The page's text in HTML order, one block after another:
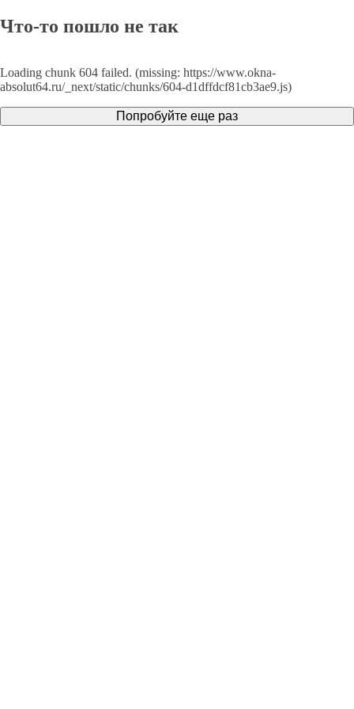
Что-то пошло не так
Loading chunk 604 failed. (missing: https://www.okna-
absolut64.ru/_next/static/chunks/604-d1dffdcf81cb3ae9.js)
Попробуйте еще раз